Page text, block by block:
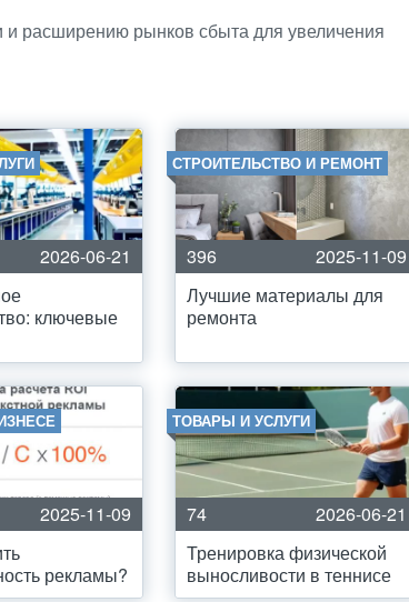
расширению рынков сбыта для увеличения
2026-06-21
ключевые
СТРОИТЕЛЬСТВО И РЕМОНТ
396
2025-11-09
Лучшие материалы для
ремонта
2025-11-09
рекламы?
ТОВАРЫ И УСЛУГИ
74
2026-06-21
Тренировка физической
выносливости в теннисе